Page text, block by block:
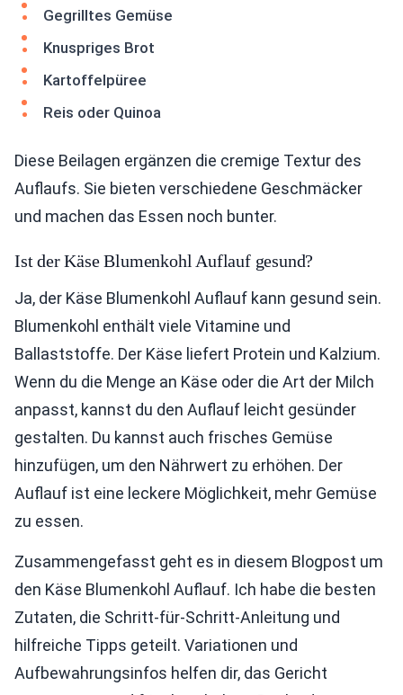
Gegrilltes Gemüse
Knuspriges Brot
Kartoffelpüree
Reis oder Quinoa
Diese Beilagen ergänzen die cremige Textur des
Auflaufs. Sie bieten verschiedene Geschmäcker
und machen das Essen noch bunter.
Ist der Käse Blumenkohl Auflauf gesund?
Ja, der Käse Blumenkohl Auflauf kann gesund sein.
Blumenkohl enthält viele Vitamine und
Ballaststoffe. Der Käse liefert Protein und Kalzium.
Wenn du die Menge an Käse oder die Art der Milch
anpasst, kannst du den Auflauf leicht gesünder
gestalten. Du kannst auch frisches Gemüse
hinzufügen, um den Nährwert zu erhöhen. Der
Auflauf ist eine leckere Möglichkeit, mehr Gemüse
zu essen.
Zusammengefasst geht es in diesem Blogpost um
den Käse Blumenkohl Auflauf. Ich habe die besten
Zutaten, die Schritt-für-Schritt-Anleitung und
hilfreiche Tipps geteilt. Variationen und
Aufbewahrungsinfos helfen dir, das Gericht